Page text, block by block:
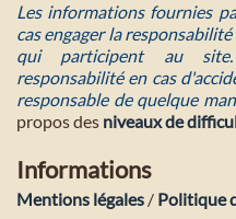
Les informations fournies
cas engager la
qui participent au
responsabilité en cas
responsable de quelque
propos des niveaux de
Informations
Mentions légales / Politique